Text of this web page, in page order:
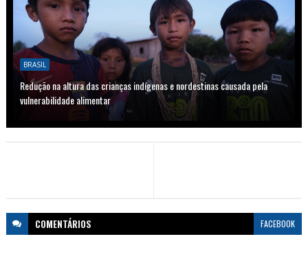
BRASIL
Redução na altura das crianças indígenas e nordestinas causada pela
vulnerabilidade alimentar
COMENTÁRIOS FACEBOOK